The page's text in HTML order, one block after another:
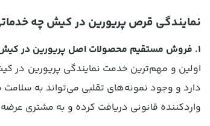
نمایندگی قرص پریورین در کیش چه
1. فروش مستقیم محصولات اصل پریورین در کیش
اولین و مهم‌ترین خدمت نمایندگی پریورین در
دارد و وجود نمونه‌های تقلبی می‌تواند به
واردکننده قانونی دریافت کرده و به مشتری